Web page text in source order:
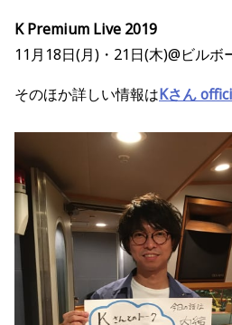
K Premium Live 2019
11月18日(月)・21日(木)@ビルボ
そのほか詳しい情報はKさん